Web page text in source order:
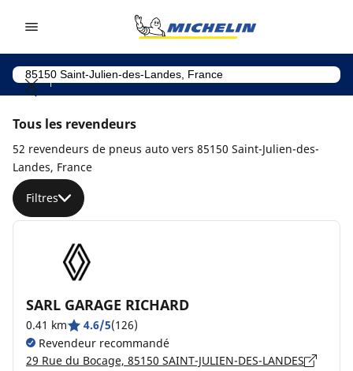
Tous les revendeurs
52 revendeurs de pneus auto vers 85150 Saint-Julien-des-
Landes, France
Filtres
SARL GARAGE RICHARD
0.41 km 4.6/5(126)
Revendeur recommandé
29 Rue du Bocage, 85150 SAINT-JULIEN-DES-LANDES